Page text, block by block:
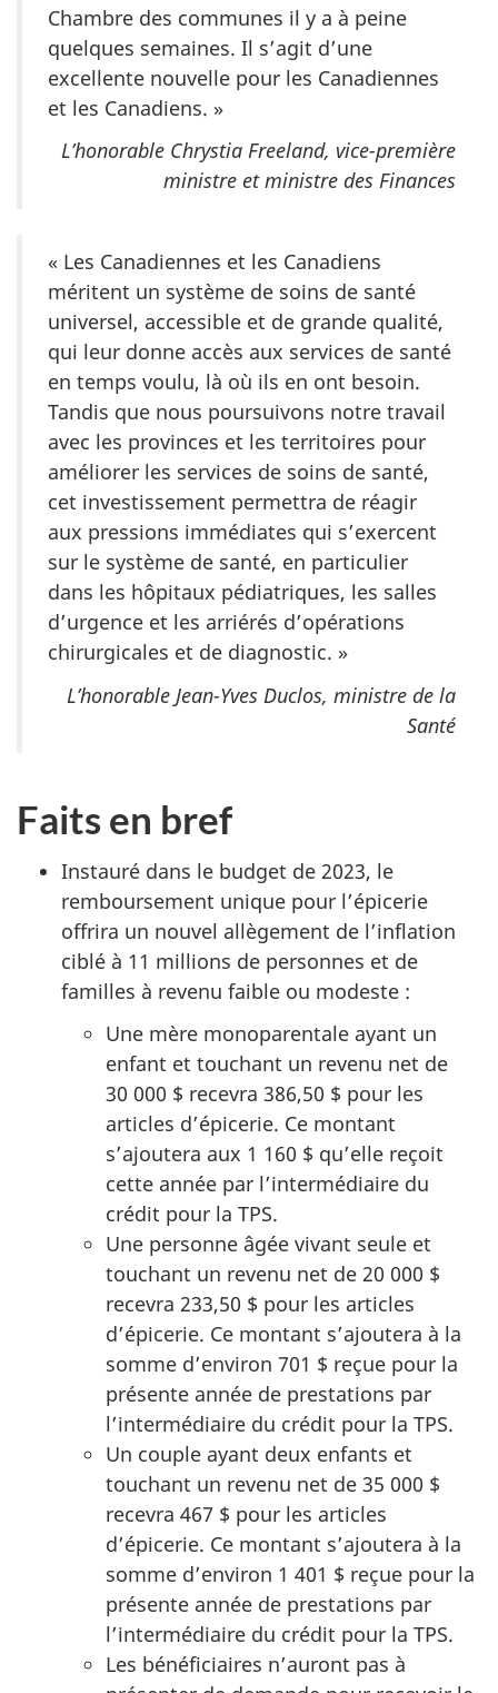
Chambre des communes il y a à peine
quelques semaines. Il s’agit d’une
excellente nouvelle pour les Canadiennes
et les Canadiens. »
L’honorable Chrystia Freeland, vice-première
ministre et ministre des Finances
« Les Canadiennes et les Canadiens
méritent un système de soins de santé
universel, accessible et de grande qualité,
qui leur donne accès aux services de santé
en temps voulu, là où ils en ont besoin.
Tandis que nous poursuivons notre travail
avec les provinces et les territoires pour
améliorer les services de soins de santé,
cet investissement permettra de réagir
aux pressions immédiates qui s’exercent
sur le système de santé, en particulier
dans les hôpitaux pédiatriques, les salles
d’urgence et les arriérés d’opérations
chirurgicales et de diagnostic. »
L’honorable Jean-Yves Duclos, ministre de la
Santé
Faits en bref
Instauré dans le budget de 2023, le
remboursement unique pour l’épicerie
offrira un nouvel allègement de l’inflation
ciblé à 11 millions de personnes et de
familles à revenu faible ou modeste :
Une mère monoparentale ayant un
enfant et touchant un revenu net de
30 000 $ recevra 386,50 $ pour les
articles d’épicerie. Ce montant
s’ajoutera aux 1 160 $ qu’elle reçoit
cette année par l’intermédiaire du
crédit pour la TPS.
Une personne âgée vivant seule et
touchant un revenu net de 20 000 $
recevra 233,50 $ pour les articles
d’épicerie. Ce montant s’ajoutera à la
somme d’environ 701 $ reçue pour la
présente année de prestations par
l’intermédiaire du crédit pour la TPS.
Un couple ayant deux enfants et
touchant un revenu net de 35 000 $
recevra 467 $ pour les articles
d’épicerie. Ce montant s’ajoutera à la
somme d’environ 1 401 $ reçue pour la
présente année de prestations par
l’intermédiaire du crédit pour la TPS.
Les bénéficiaires n’auront pas à